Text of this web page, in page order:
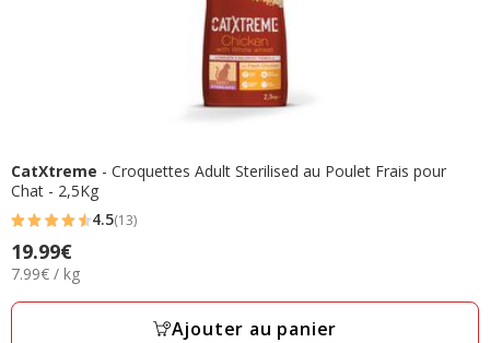
CatXtreme - Croquettes Adult Sterilised au Poulet Frais pour
Chat - 2,5Kg
4.5
étoiles
avec
13
4.5(13)
Prix
19.99€
19.99€
7.99€
Kg
7.99€ / kg
Ajouter au panier